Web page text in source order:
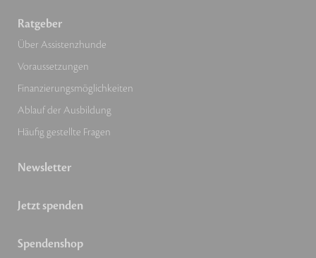
Ratgeber
Über Assistenzhunde
Voraussetzungen
Finanzierungsmöglichkeiten
Ablauf der Ausbildung
Häufig gestellte Fragen
Newsletter
Jetzt spenden
Spendenshop